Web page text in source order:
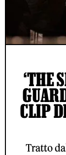
‘THE
CLIP
Tratto